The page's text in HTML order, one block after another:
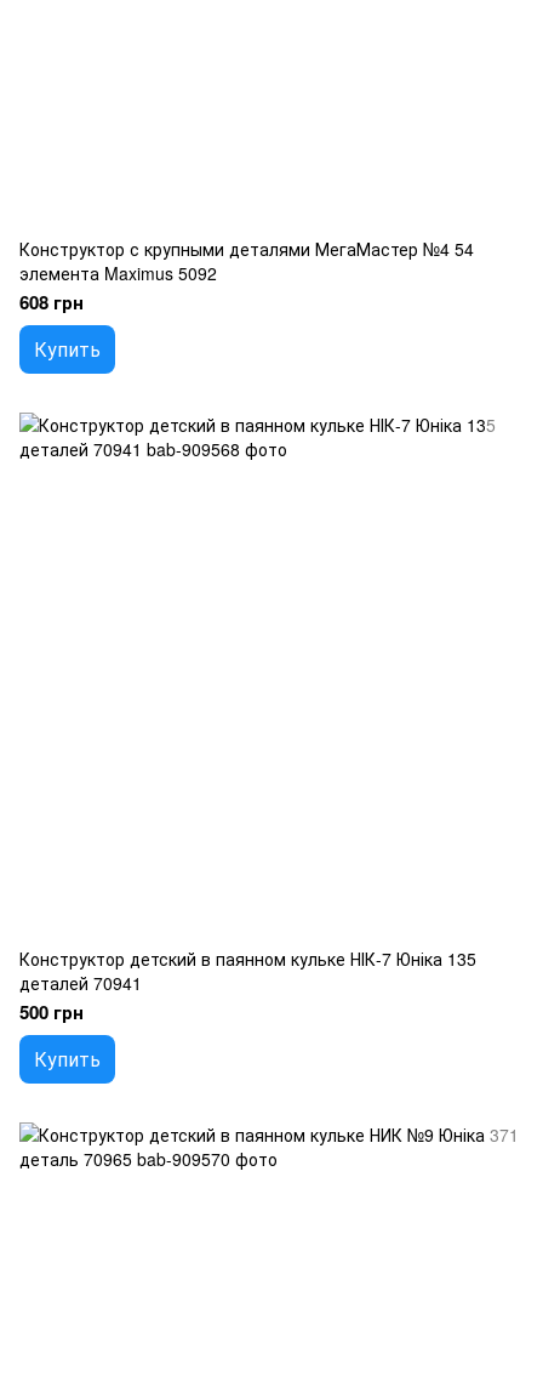
Конструктор с крупными деталями МегаМастер №4 54
элемента Maximus 5092
608 грн
Купить
Конструктор детский в паянном кульке НІК-7 Юніка 135
деталей 70941
500 грн
Купить